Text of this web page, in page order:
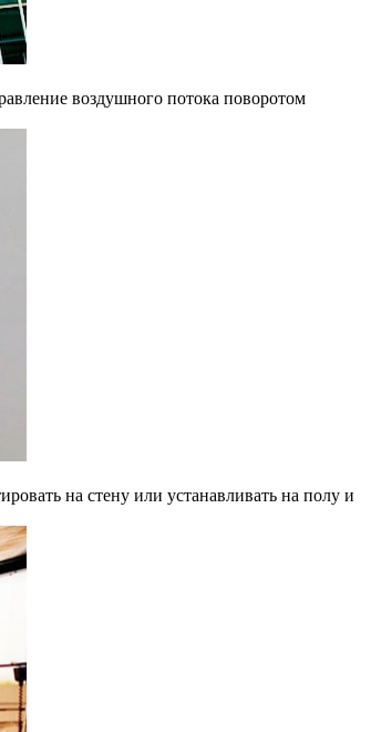
воздушного потока поворотом
на стену или устанавливать на полу и